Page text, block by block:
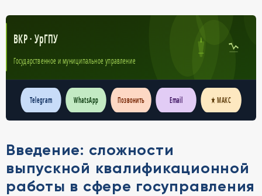
ВКР · УрГПУ
Государственное и муниципальное управление
Telegram WhatsApp Позвонить Email ★ МАКС
Введение: сложности
выпускной квалификационной
работы в сфере госуправления